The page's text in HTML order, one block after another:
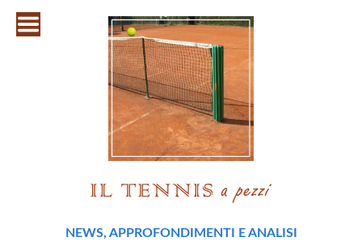
NEWS, APPROFONDIMENTI E ANALISI